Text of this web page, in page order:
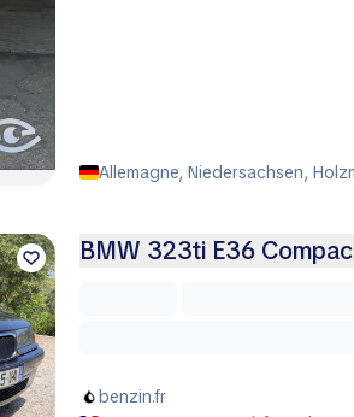
Allemagne, Niedersachsen,
BMW 323ti E36
benzin.fr